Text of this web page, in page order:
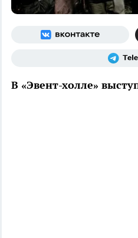
В «Эвент-холле»